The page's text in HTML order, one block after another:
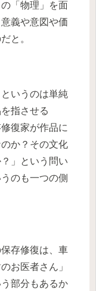
「物理」を面
義や意図や価
と。
いうのは単純
指させる
復家が作品に
か？その文化
」という問い
のも一つの側
存修復は、車
お医者さん」
部分もあるか